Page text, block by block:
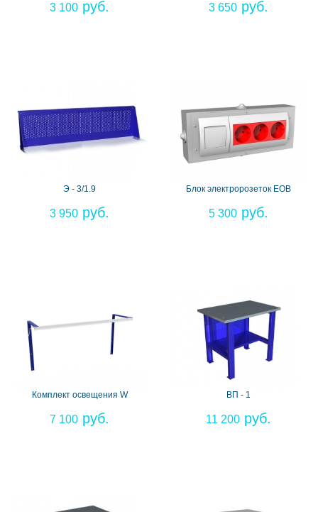
3 100 3 650
Э - 3/1.9
3 950
Блок электророзеток EOB
5 300
Комплект освещения W
7 100
ВП - 1
11 200